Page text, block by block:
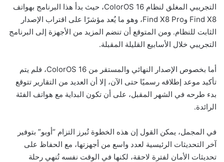
التجريبي المغلق لنظام ColorOS 16، حيث بدأ هذا البرنامج بهواتف
Find X8 وFind X8 Pro، وهو ما يُعد مؤشرًا على اقتراب الإصدار
الثابت للنظام. ومن المتوقع أن تنضم المزيد من الأجهزة إلى البرنامج
التجريبي خلال الأسابيع القليلة المقبلة.
أما بخصوص الإصدار النهائي والمستقر من ColorOS 16، فلم يتم
تأكيد موعد إطلاقه رسميًا حتى الآن، إلا أن العديد من التقارير تتوقع
بدء طرحه في الشهر المقبل، على أن تكون البداية مع هواتف الفئة
الرائدة.
في المجمل، يمكن القول إن هذه الخطوة تُبرز التزام “أوبو” بتوفير
آخر التحديثات الرئيسية لعدد واسع من أجهزتها، مع الحفاظ على
تحديثات الأمان لفترة لاحقة، لكنها في الوقت نفسه تُنهي رحلة